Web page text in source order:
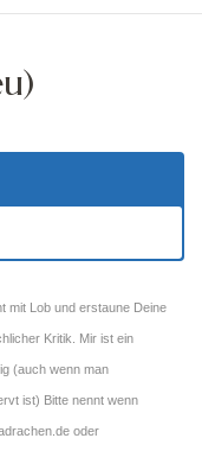
mit Lob und erstaune Deine
Kritik. Mir ist ein
(auch wenn man
ist) Bitte nennt wenn
oder